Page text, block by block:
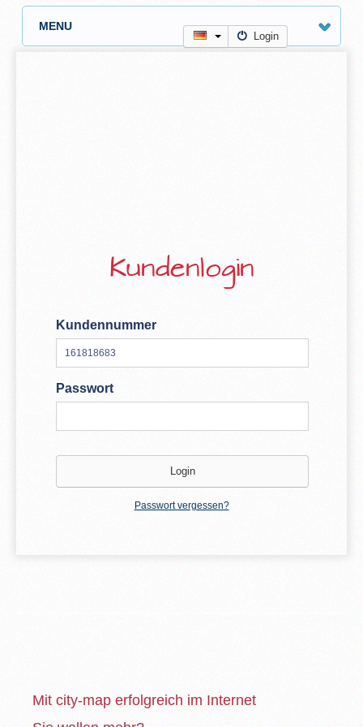
MENU
Login
Kundenlogin
Kundennummer
Passwort
Passwort vergessen?
Mit city-map erfolgreich im Internet